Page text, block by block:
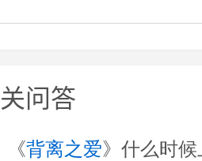
问答
《背离之爱》什么时候